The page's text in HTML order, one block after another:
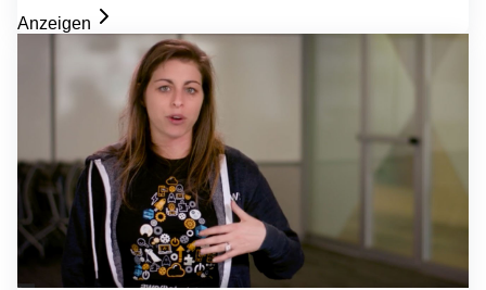
Anzeigen